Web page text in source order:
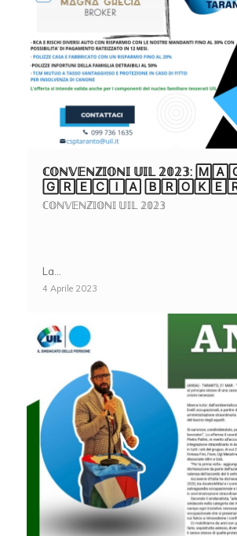
ℂ𝕆ℕ𝕍𝔼ℕℤ𝕀𝕆ℕ𝕀 𝕌𝕀𝕃 𝟚𝟘𝟚𝟛:
🄶🅁🄴🄲🄸🄰
ℂ𝕆ℕ𝕍𝔼ℕℤ𝕀𝕆ℕ𝕀 𝕌𝕀𝕃 𝟚𝟘𝟚𝟛
La…
4 Aprile 2023